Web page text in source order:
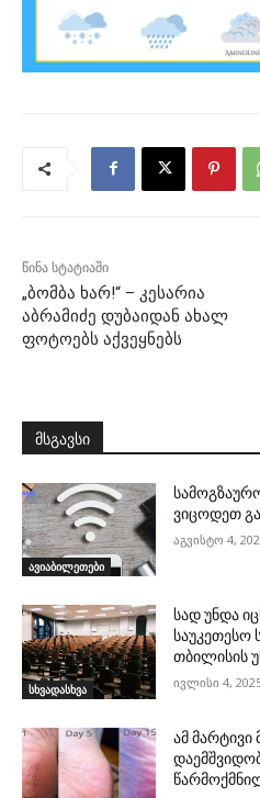
წინა სტატიაში
„ბომბა ხარ!“ – კესარია
აბრამიძე დუბაიდან ახალ
ფოტოებს აქვეყნებს
მსგავსი
ავიაბილეთები
ვიცოდეთ
აგვისტო 4,
სხვადასხვა
სად უნდა
საუკეთესო
თბილისის
ივლისი 4,
ამ